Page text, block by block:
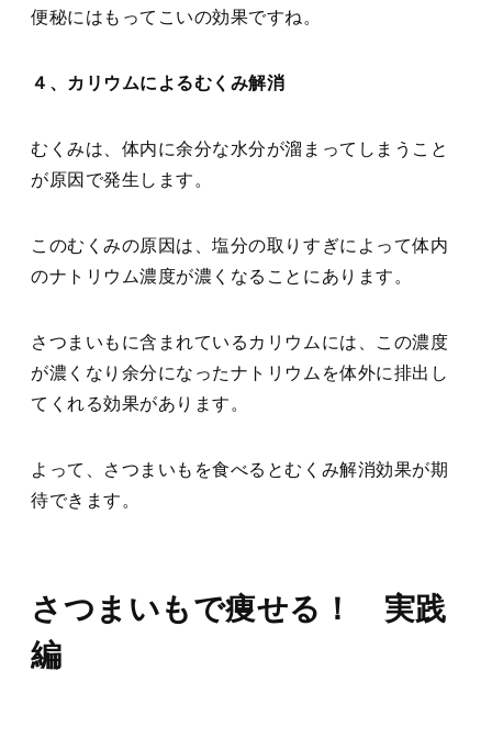
便秘にはもってこいの効果ですね。
４、カリウムによるむくみ解消
むくみは、体内に余分な水分が溜まってしまうこと
が原因で発生します。
このむくみの原因は、塩分の取りすぎによって体内
のナトリウム濃度が濃くなることにあります。
さつまいもに含まれているカリウムには、この濃度
が濃くなり余分になったナトリウムを体外に排出し
てくれる効果があります。
よって、さつまいもを食べるとむくみ解消効果が期
待できます。
さつまいもで痩せる！ 実践
編